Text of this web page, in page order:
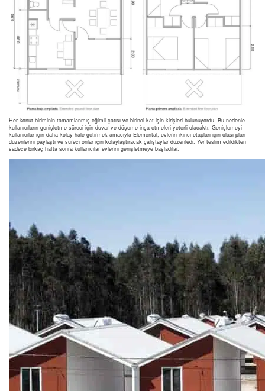
Her konut biriminin tamamlanmış eğimli çatısı ve birinci kat için kirişleri bulunuyordu. Bu nedenle
kullanıcıların genişletme süreci için duvar ve döşeme inşa etmeleri yeterli olacaktı. Genişlemeyi
kullanıcılar için daha kolay hale getirmek amacıyla Elemental, evlerin ikinci etapları için olası plan
düzenlerini paylaştı ve süreci onlar için kolaylaştıracak çalıştaylar düzenledi. Yer teslim edildikten
sadece birkaç hafta sonra kullanıcılar evlerini genişletmeye başladılar.